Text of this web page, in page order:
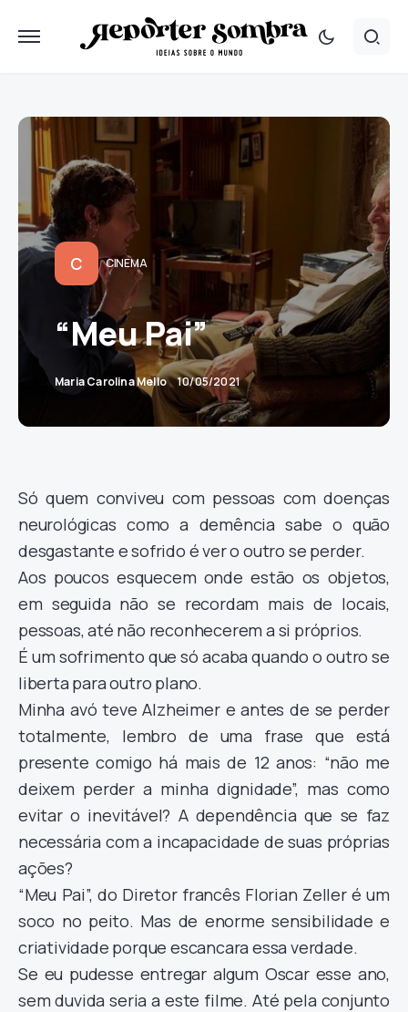
C CINEMA
“Meu Pai”
Maria Carolina Mello 10/05/2021
Só quem conviveu com pessoas com doenças
neurológicas como a demência sabe o quão
desgastante e sofrido é ver o outro se perder.
Aos poucos esquecem onde estão os objetos,
em seguida não se recordam mais de locais,
pessoas, até não reconhecerem a si próprios.
É um sofrimento que só acaba quando o outro se
liberta para outro plano.
Minha avó teve Alzheimer e antes de se perder
totalmente, lembro de uma frase que está
presente comigo há mais de 12 anos: “não me
deixem perder a minha dignidade”, mas como
evitar o inevitável? A dependência que se faz
necessária com a incapacidade de suas próprias
ações?
“Meu Pai”, do Diretor francês Florian Zelleré um
soco no peito. Mas de enorme sensibilidade e
criatividade porque escancara essa verdade.
Se eu pudesse entregar algum Oscar esse ano,
sem duvida seria a este filme. Até pela conjunto